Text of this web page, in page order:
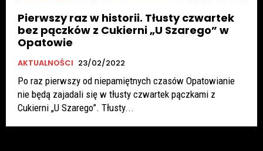
Pierwszy raz w historii. Tłusty czwartek
bez pączków z Cukierni „U Szarego” w
Opatowie
AKTUALNOŚCI 23/02/2022
Po raz pierwszy od niepamiętnych czasów Opatowianie
nie będą zajadali się w tłusty czwartek pączkami z
Cukierni „U Szarego”. Tłusty...